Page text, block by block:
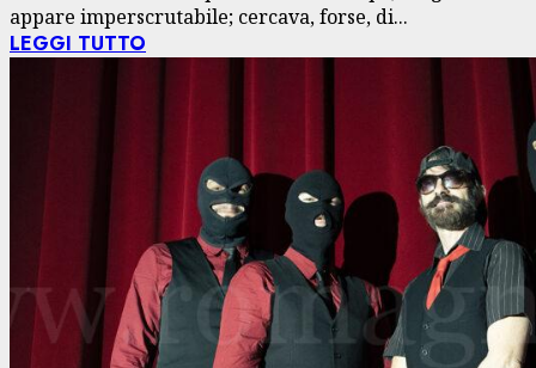
appare imperscrutabile; cercava, forse, di...
LEGGI TUTTO